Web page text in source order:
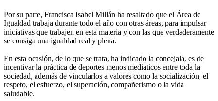
Por su parte, Francisca Isabel Millán ha resaltado que el Área de
Igualdad trabaja durante todo el año con otras áreas, para impulsar
iniciativas que trabajen en esta materia y con las que verdaderamente
se consiga una igualdad real y plena.
En esta ocasión, de lo que se trata, ha indicado la concejala, es de
incentivar la práctica de deportes menos mediáticos entre toda la
sociedad, además de vincularlos a valores como la socialización, el
respeto, el esfuerzo, el superación, compañerismo o la vida
saludable.